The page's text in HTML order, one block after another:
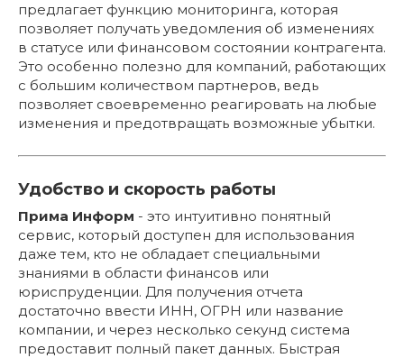
предлагает функцию мониторинга, которая
позволяет получать уведомления об изменениях
в статусе или финансовом состоянии контрагента.
Это особенно полезно для компаний, работающих
с большим количеством партнеров, ведь
позволяет своевременно реагировать на любые
изменения и предотвращать возможные убытки.
Удобство и скорость работы
Прима Информ - это интуитивно понятный
сервис, который доступен для использования
даже тем, кто не обладает специальными
знаниями в области финансов или
юриспруденции. Для получения отчета
достаточно ввести ИНН, ОГРН или название
компании, и через несколько секунд система
предоставит полный пакет данных. Быстрая